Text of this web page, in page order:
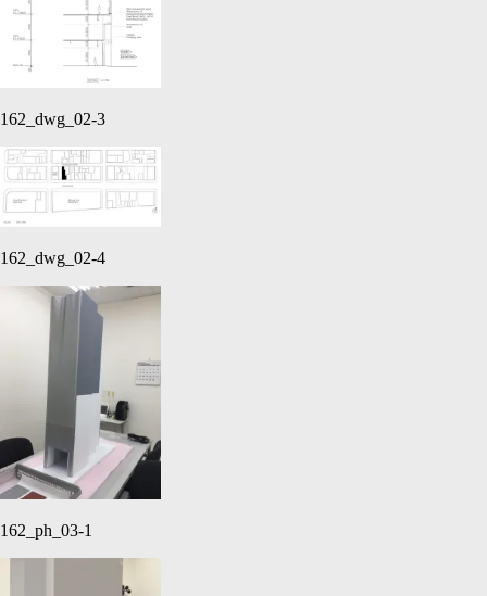
162_dwg_02-3
162_dwg_02-4
162_ph_03-1